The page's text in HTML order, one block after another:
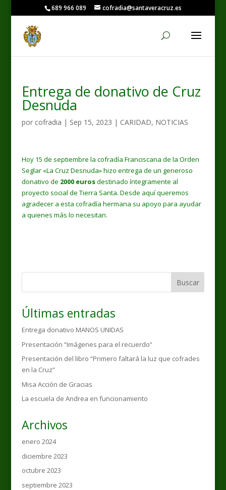
689 966 089 cofradia@santaveracruz.es
Entrega de donativo de Cruz
Desnuda
por cofradia | Sep 15, 2023 | CARIDAD, NOTICIAS
Hoy 15 de septiembre la cofradía Franciscana de la Orden
Seglar «La Cruz Desnuda» hizo entrega de un generoso
donativo de 2000 eurosdestinado íntegramente al
proyecto social de Tierra Santa. Desde aquí queremos
agradecer a esta cofradía hermana su apoyo para ayudar
a quienes más lo necesitan.
Buscar
Últimas entradas
Entrega donativo MANOS UNIDAS
Presentación “Imágenes para el recuerdo”
Presentación del libro “Primero faltará la luz que cofrades
en la Cruz”
Misa Acción de Gracias
La escuela de Andrea en funcionamiento
Archivos
enero 2024
diciembre 2023
octubre 2023
septiembre 2023